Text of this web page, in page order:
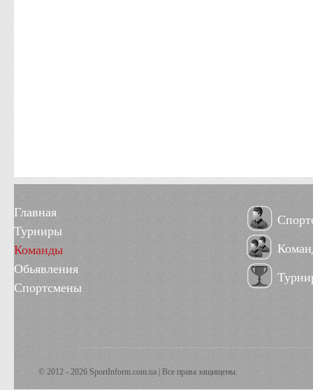
Главная
Турниры
Команды
Обьявления
Спортсмены
© 2012 - 2026 SportInform.com.ua | Все права защищены.